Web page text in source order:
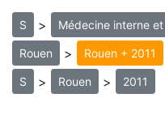
S > Médecine interne
Rouen > Rouen + 2011
S > Rouen > 2011